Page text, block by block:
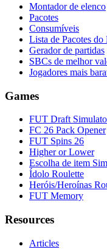
Montador de elenco
Pacotes
Consumíveis
Lista de Pacotes
Gerador de partidas
SBCs de melhor
Jogadores mais
Games
FUT Draft
FC 26 Pack Opener
FUT Spins 26
Higher or Lower
Escolha de item
Ídolo Roulette
Heróis/Heroínas
FUT Memory
Resources
Articles